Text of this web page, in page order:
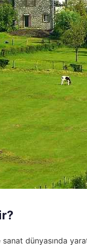
sanat dünyasında